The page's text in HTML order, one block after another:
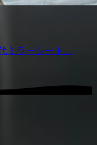
ミラーシート。